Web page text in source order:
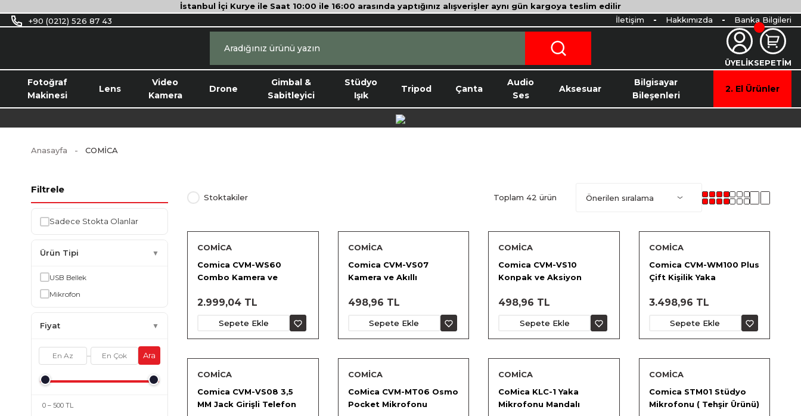
İstanbul İçi Kurye ile Saat 10:00 ile 16:00 arasında yaptığınız alışverişler aynı gün kargoya teslim edilir
+90 (0212) 526 87 43
İletişim Hakkımızda Banka Bilgileri
ÜYELİKSEPETİM
Fotoğraf
Makinesi
Lens
Video
Kamera
Drone
Gimbal &
Sabitleyici
Stüdyo
Işık
Tripod Çanta
Audio
Ses
Aksesuar
Bilgisayar
Bileşenleri
2. El Ürünler
Anasayfa COMİCA
Filtrele
Sadece Stokta Olanlar
Ürün Tipi ▼
USB Bellek
Mikrofon
Fiyat ▼
– Ara
0 – 500 TL
Stoktakiler Toplam 42 ürün
COMİCA
Comica CVM-WS60
Combo Kamera ve
2.999,04 TL
Sepete Ekle
COMİCA
Comica CVM-VS07
Kamera ve Akıllı
498,96 TL
Sepete Ekle
COMİCA
Comica CVM-VS10
Konpak ve Aksiyon
498,96 TL
Sepete Ekle
COMİCA
Comica CVM-WM100 Plus
Çift Kişilik Yaka
3.498,96 TL
Sepete Ekle
COMİCA
Comica CVM-VS08 3,5
MM Jack Girişli Telefon
COMİCA
CoMica CVM-MT06 Osmo
Pocket Mikrofonu
COMİCA
CoMica KLC-1 Yaka
Mikrofonu Mandalı
COMİCA
Comica STM01 Stüdyo
Mikrofonu ( Tehşir Ürünü)